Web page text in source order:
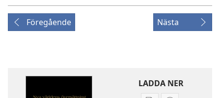
Föregående Nästa
LADDA NER